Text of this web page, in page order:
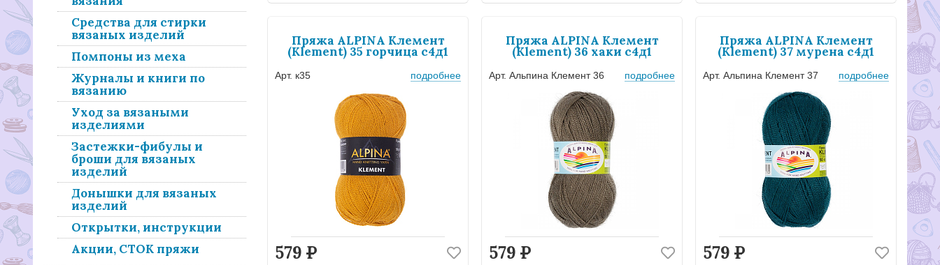
Средства для стирки
вязаных изделий
Помпоны из меха
Журналы и книги по
вязанию
Уход за вязаными
изделиями
Застежки-фибулы и
броши для вязаных
изделий
Донышки для вязаных
изделий
Открытки, инструкции
Акции, СТОК пряжи
Пряжа ALPINA Клемент
(Klement) 35 горчица с4д1
Арт. к35 подробнее
579 Р
Пряжа ALPINA Клемент
(Klement) 36 хаки с4д1
Арт. Альпина Клемент 36 подробнее
579 Р
Пряжа ALPINA Клемент
(Klement) 37 мурена с4д1
Арт. Альпина Клемент 37 подробнее
579 Р